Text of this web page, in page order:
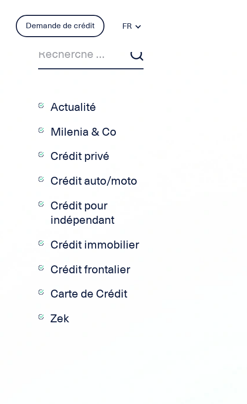
Demande de crédit
FR
PT
ES
Actualité
Milenia & Co
Crédit privé
Crédit auto/moto
Crédit pour
indépendant
Crédit immobilier
Crédit frontalier
Carte de Crédit
Zek